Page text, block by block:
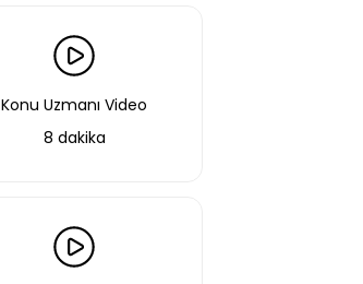
Konu Uzmanı Video
8 dakika